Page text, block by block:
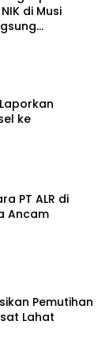
di Musi
ke
PT ALR di
Ancam
Pemutihan
Lahat